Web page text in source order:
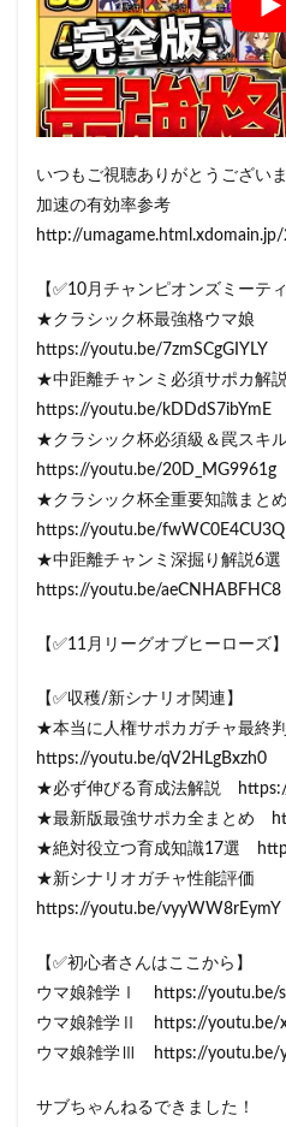
いつもご視聴ありがとうございま
加速の有効率参考
http://
【✅10月チャンピオンズミーテ
★クラシック杯最強格ウマ娘
https://youtu.be/7zmSCgGIYLY
★中距離チャンミ必須サポカ解
https://youtu.be/kDDdS7ibYmE
★クラシック杯必須級＆罠スキ
https://youtu.be/20D_MG9961g
★クラシック杯全重要知識まと
https://youtu.be/fwWC0E4CU3Q
★中距離チャンミ深掘り解説6
https://youtu.be/aeCNHABFHC8
【✅11月リーグオブヒーローズ】
【✅収穫/新シナリオ関連】
★本当に人権サポカガチャ最終
https://youtu.be/qV2HLgBxzh0
★必ず伸びる育成法解説
★最新版最強サポカ全まとめ
★絶対役立つ育成知識17選
★新シナリオガチャ性能評価
https://youtu.be/vyyWW8rEymY
【✅初心者さんはここから】
ウマ娘雑学Ⅰ https://youtu.be/
ウマ娘雑学Ⅱ https://youtu.be/
ウマ娘雑学Ⅲ https://youtu.be/
サブちゃんねるできました！